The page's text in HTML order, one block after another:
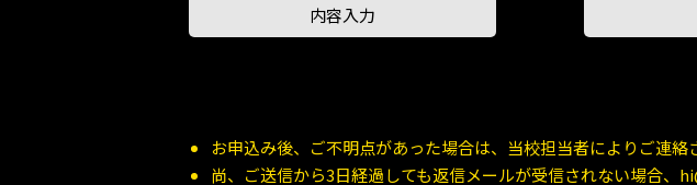
内容入力
お申込み後、ご不明点があった場合は、当校担当者によりご連絡
尚、ご送信から3日経過しても返信メールが受信されない場合